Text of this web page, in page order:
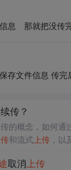
信息 那就把没
存文件信息 传
传？
的概念，如何通
传和流式 上传，以
取消上传